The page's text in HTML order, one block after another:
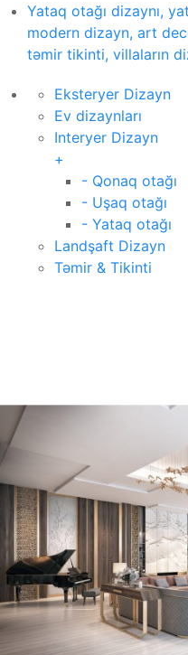
Yataq otağı dizaynı,
modern dizayn, art
təmir tikinti, villaların
Eksteryer Dizayn
Ev dizaynları
Interyer Dizayn
+
- Qonaq otağı
- Uşaq otağı
- Yataq otağı
Landşaft Dizayn
Təmir & Tikinti